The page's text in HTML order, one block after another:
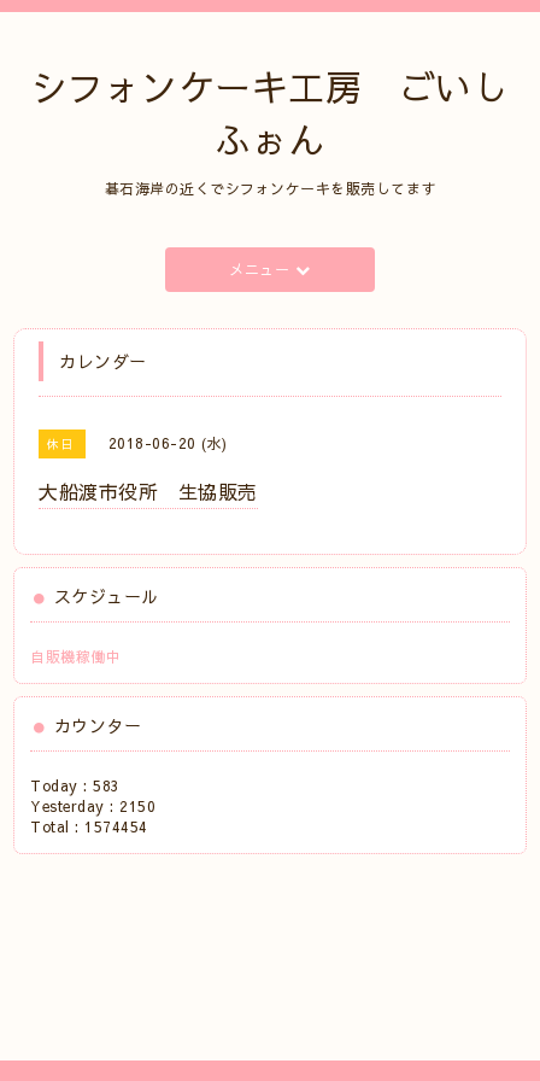
シフォンケーキ工房 ごいし
ふぉん
碁石海岸の近くでシフォンケーキを販売してます
メニュー
カレンダー
休日 2018-06-20 (水)
大船渡市役所 生協販売
スケジュール
自販機稼働中
カウンター
Today :583
Yesterday : 2150
Total : 1574454